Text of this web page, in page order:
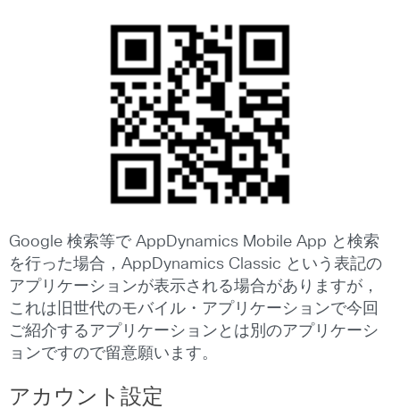
Google 検索等で AppDynamics Mobile App と検索
を行った場合，AppDynamics Classic という表記の
アプリケーションが表示される場合がありますが，
これは旧世代のモバイル・アプリケーションで今回
ご紹介するアプリケーションとは別のアプリケーシ
ョンですので留意願います。
アカウント設定